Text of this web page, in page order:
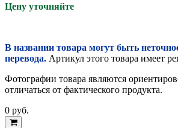
Цену уточняйте
В названии товара могут быть
перевода. Артикул этого товара имеет
Фотографии товара являются
отличаться от фактического продукта.
0 руб.